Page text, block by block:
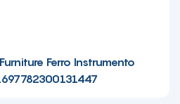
Ferro Instrumento